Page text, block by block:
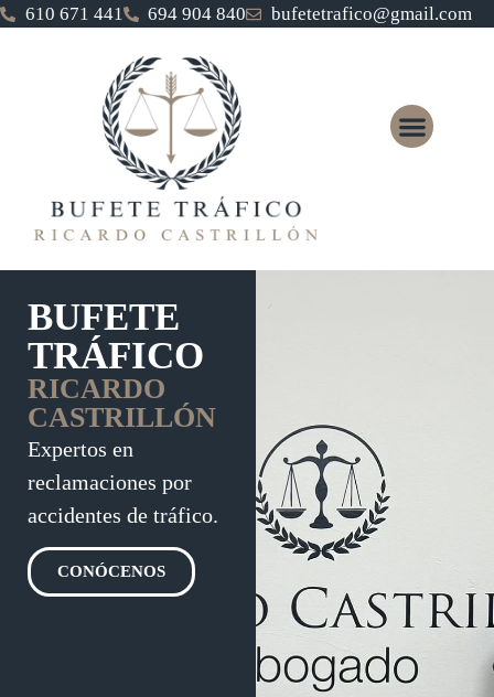
610 671 441 694 904 840 bufetetrafico@gmail.com
BUFETE
TRÁFICO
RICARDO
CASTRILLÓN
Expertos en
reclamaciones por
accidentes de tráfico.
CONÓCENOS